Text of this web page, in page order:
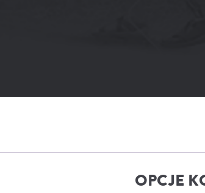
OPCJE